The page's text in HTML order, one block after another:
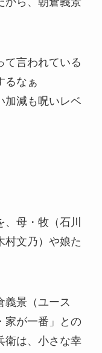
て言われている
るなぁ
加減も呪いレベ
母・牧（石川
村文乃）や娘た
義景（ユース
家が一番」との
衛は、小さな幸